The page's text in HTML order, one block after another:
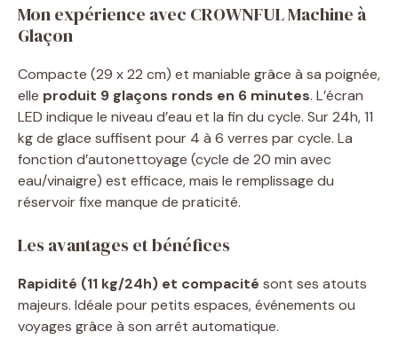
Mon expérience avec CROWNFUL Machine à
Glaçon
Compacte (29 x 22 cm) et maniable grâce à sa poignée,
elle produit 9 glaçons ronds en 6 minutes. L’écran
LED indique le niveau d’eau et la fin du cycle. Sur 24h, 11
kg de glace suffisent pour 4 à 6 verres par cycle. La
fonction d’autonettoyage (cycle de 20 min avec
eau/vinaigre) est efficace, mais le remplissage du
réservoir fixe manque de praticité.
Les avantages et bénéfices
Rapidité (11 kg/24h) et compacité sont ses atouts
majeurs. Idéale pour petits espaces, événements ou
voyages grâce à son arrêt automatique.